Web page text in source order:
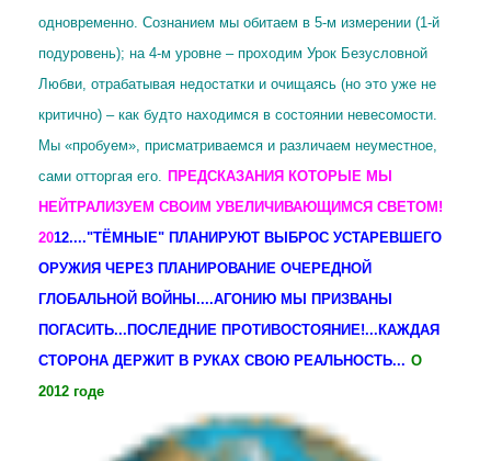
одновременно. Сознанием мы обитаем в 5-м измерении (1-й
подуровень); на 4-м уровне – проходим Урок Безусловной
Любви, отрабатывая недостатки и очищаясь (но это уже не
критично) – как будто находимся в состоянии невесомости.
Мы «пробуем», присматриваемся и различаем неуместное,
сами отторгая его. ПРЕДСКАЗАНИЯ КОТОРЫЕ МЫ
НЕЙТРАЛИЗУЕМ СВОИМ УВЕЛИЧИВАЮЩИМСЯ СВЕТОМ!
2012...."ТЁМНЫЕ" ПЛАНИРУЮТ ВЫБРОС УСТАРЕВШЕГО
ОРУЖИЯ ЧЕРЕЗ ПЛАНИРОВАНИЕ ОЧЕРЕДНОЙ
ГЛОБАЛЬНОЙ ВОЙНЫ....АГОНИЮ МЫ ПРИЗВАНЫ
ПОГАСИТЬ...ПОСЛЕДНИЕ ПРОТИВОСТОЯНИЕ!...КАЖДАЯ
СТОРОНА ДЕРЖИТ В РУКАХ СВОЮ РЕАЛЬНОСТЬ... О
2012 годе